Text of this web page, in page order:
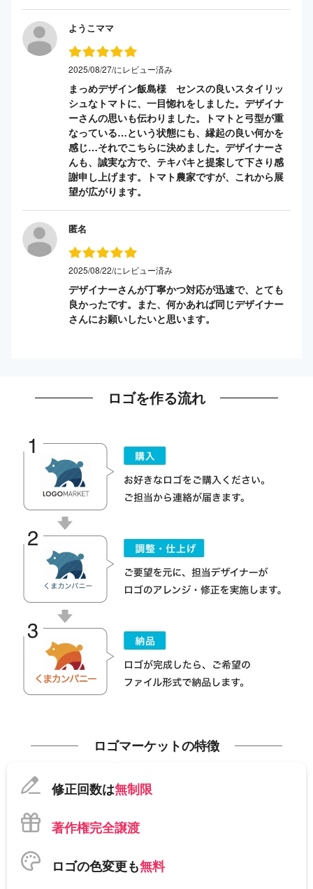
ようこママ
2025/08/27/にレビュー済み
まっめデザイン飯島様 センスの良いスタイリッ
シュなトマトに、一目惚れをしました。デザイナ
ーさんの思いも伝わりました。トマトと弓型が重
なっている…という状態にも、縁起の良い何かを
感じ…それでこちらに決めました。デザイナーさ
んも、誠実な方で、テキパキと提案して下さり感
謝申し上げます。トマト農家ですが、これから展
望が広がります。
匿名
2025/08/22/にレビュー済み
デザイナーさんが丁寧かつ対応が迅速で、とても
良かったです。また、何かあれば同じデザイナー
さんにお願いしたいと思います。
ロゴを作る流れ
ロゴマーケットの特徴
修正回数は無制限
著作権完全譲渡
ロゴの色変更も無料